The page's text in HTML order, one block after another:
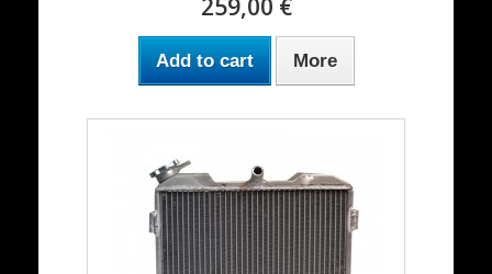
259,00 €
Add to cart More